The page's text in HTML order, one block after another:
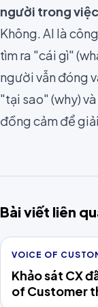
người trong
Không. AI là
tìm ra "cái gì"
người vẫn đóng
"tại sao" (why)
đồng cảm để
Bài viết liên
VOICE OF
Khảo sát CX
of Customer